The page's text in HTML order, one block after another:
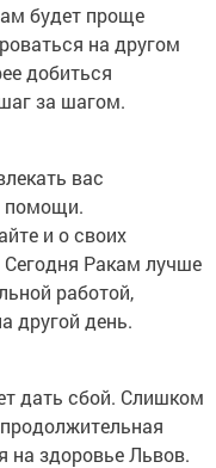
будет проще
на другом
добиться
за шагом.
вас
помощи.
и о своих
Сегодня Ракам лучше
работой,
другой день.
дать сбой. Слишком
на здоровье Львов.